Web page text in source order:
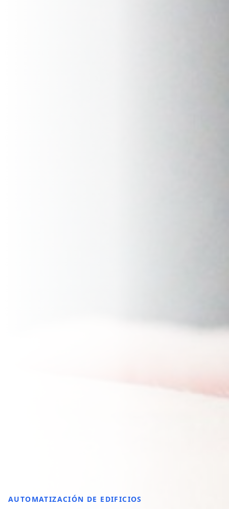
AUTOMATIZACIÓN DE EDIFICIOS